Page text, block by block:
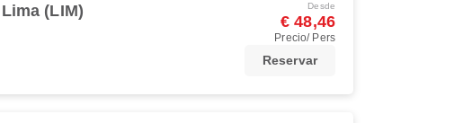
Lima (LIM) Desde
€ 48,46
Precio/ Pers
Reservar